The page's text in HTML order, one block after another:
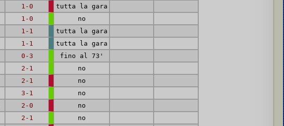
1-0
tutta la gara
1-0
no
1-1
tutta la gara
1-1
tutta la gara
0-3
fino al 73'
2-1
no
2-1
no
3-1
no
2-0
no
2-1
no